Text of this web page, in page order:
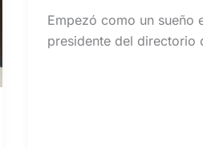
Empezó como un sueño
presidente del directorio